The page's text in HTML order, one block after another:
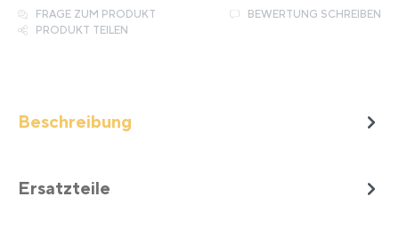
FRAGE ZUM PRODUKT
BEWERTUNG SCHREIBEN
PRODUKT TEILEN
Beschreibung
Ersatzteile